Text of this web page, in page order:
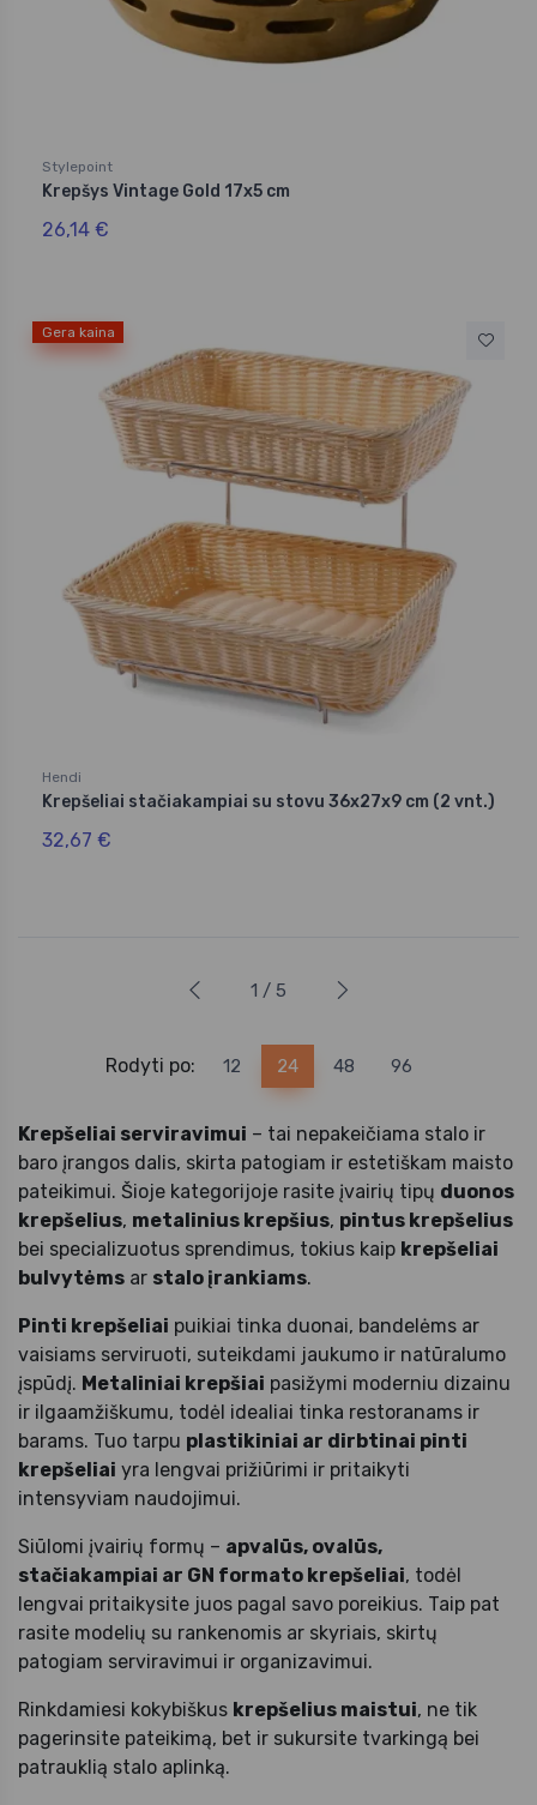
Stylepoint
Krepšys Vintage Gold 17x5 cm
26,14 €
Gera kaina
Hendi
Krepšeliai stačiakampiai su stovu 36x27x9 cm (2 vnt.)
32,67 €
1 / 5
Rodyti po: 12 24 48 96
Krepšeliai serviravimui – tai nepakeičiama stalo ir
baro įrangos dalis, skirta patogiam ir estetiškam maisto
pateikimui. Šioje kategorijoje rasite įvairių tipų duonos
krepšelius, metalinius krepšius, pintus krepšelius
bei specializuotus sprendimus, tokius kaip krepšeliai
bulvytėms ar stalo įrankiams.
Pinti krepšeliai puikiai tinka duonai, bandelėms ar
vaisiams serviruoti, suteikdami jaukumo ir natūralumo
įspūdį. Metaliniai krepšiai pasižymi moderniu dizainu
ir ilgaamžiškumu, todėl idealiai tinka restoranams ir
barams. Tuo tarpu plastikiniai ar dirbtinai pinti
krepšeliai yra lengvai prižiūrimi ir pritaikyti
intensyviam naudojimui.
Siūlomi įvairių formų – apvalūs, ovalūs,
stačiakampiai ar GN formato krepšeliai, todėl
lengvai pritaikysite juos pagal savo poreikius. Taip pat
rasite modelių su rankenomis ar skyriais, skirtų
patogiam serviravimui ir organizavimui.
Rinkdamiesi kokybiškus krepšelius maistui, ne tik
pagerinsite pateikimą, bet ir sukursite tvarkingą bei
patrauklią stalo aplinką.